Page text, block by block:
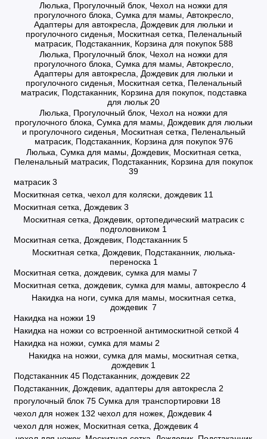
Люлька, Прогулочный блок, Чехол на ножки для
прогулочного блока, Сумка для мамы, Автокресло,
Адаптеры для автокресла, Дождевик для люльки и
прогулочного сиденья, Москитная сетка, Пеленальный
матрасик, Подстаканник, Корзина для покупок 588
Люлька, Прогулочный блок, Чехол на ножки для
прогулочного блока, Сумка для мамы, Автокресло,
Адаптеры для автокресла, Дождевик для люльки и
прогулочного сиденья, Москитная сетка, Пеленальный
матрасик, Подстаканник, Корзина для покупок, подставка
для люльк 20
Люлька, Прогулочный блок, Чехол на ножки для
прогулочного блока, Сумка для мамы, Дождевик для люльки
и прогулочного сиденья, Москитная сетка, Пеленальный
матрасик, Подстаканник, Корзина для покупок 976
Люлька, Сумка для мамы, Дождевик, Москитная сетка,
Пеленальный матрасик, Подстаканник, Корзина для покупок
39
матрасик 3
Москиткная сетка, чехол для коляски, дождевик 11
Москитная сетка, Дождевик 3
Москитная сетка, Дождевик, ортопедический матрасик с
подголовником 1
Москитная сетка, Дождевик, Подстаканник 5
Москитная сетка, Дождевик, Подстаканник, люлька-
переноска 1
Москитная сетка, дождевик, сумка для мамы 7
Москитная сетка, дождевик, сумка для мамы, автокресло 4
Накидка на ноги, сумка для мамы, москитная сетка,
дождевик 7
Накидка на ножки 19
Накидка на ножки со встроенной антимоскитной сеткой 4
Накидка на ножки, сумка для мамы 2
Накидка на ножки, сумка для мамы, москитная сетка,
дождевик 1
Подстаканник 45 Подстаканник, дождевик 22
Подстаканник, Дождевик, адаптеры для автокресла 2
прогулочный блок 75 Сумка для транспортировки 18
чехол для ножек 132 чехол для ножек, Дождевик 4
чехол для ножек, Москитная сетка, Дождевик 4